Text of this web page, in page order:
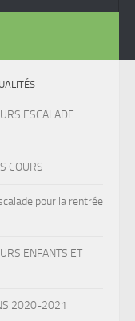
ESCALADE
COURS
pour la rentrée
ENFANTS ET
2020-2021